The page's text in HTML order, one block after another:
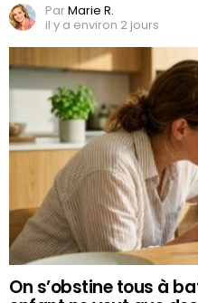
ParMarie R.
il y a environ 2 jours
On s’obstine tous à